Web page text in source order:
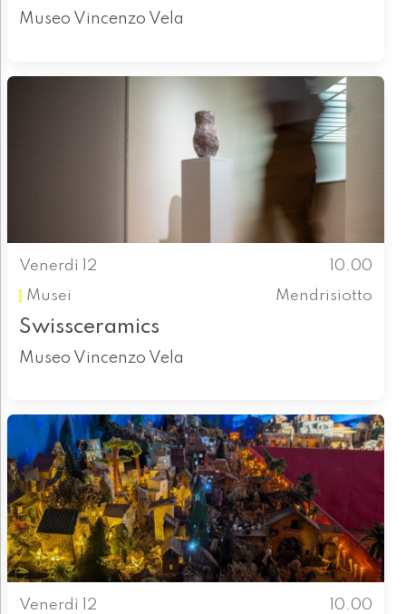
Museo Vincenzo Vela
Venerdì 12
10.00
Musei
Mendrisiotto
Swissceramics
Museo Vincenzo Vela
Venerdì 12
10.00